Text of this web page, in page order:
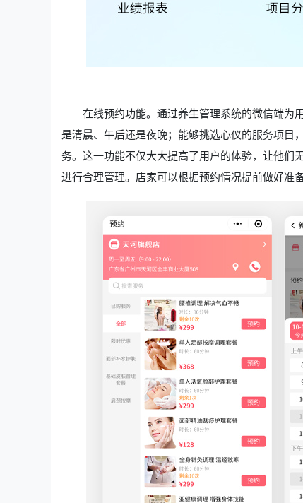
在线预约功能。通过养生管理系统的微信端为
是清晨、午后还是夜晚；能够挑选心仪的服务项目
务。这一功能不仅大大提高了用户的体验，让他们
进行合理管理。店家可以根据预约情况提前做好准